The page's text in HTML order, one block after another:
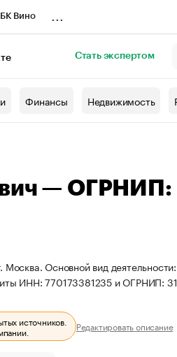
Вино
Стать экспертом
Финансы Недвижимость
— ОГРНИП:
Основной вид деятельности:
ИНН: 770173381235 и ОГРНИП:
источников. Редактировать описание